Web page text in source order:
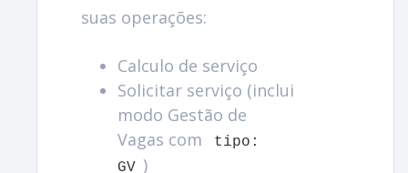
suas operações:
Calculo de serviço
Solicitar serviço (inclui
modo Gestão de
Vagas com
tipo:
GV )